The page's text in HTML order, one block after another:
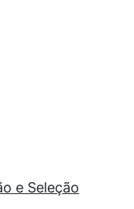
e Seleção